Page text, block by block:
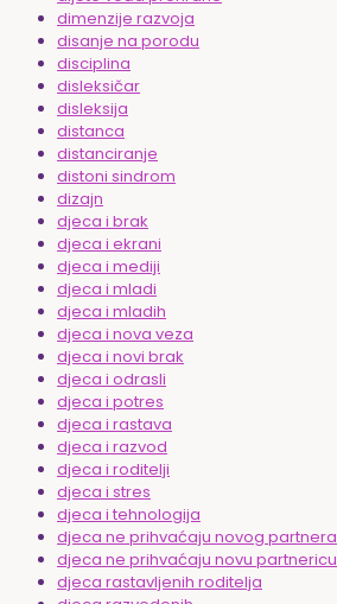
dimenzije razvoja
disanje na porodu
disciplina
disleksičar
disleksija
distanca
distanciranje
distoni sindrom
dizajn
djeca i brak
djeca i ekrani
djeca i mediji
djeca i mladi
djeca i mladih
djeca i nova veza
djeca i novi brak
djeca i odrasli
djeca i potres
djeca i rastava
djeca i razvod
djeca i roditelji
djeca i stres
djeca i tehnologija
djeca ne prihvaćaju novog partnera
djeca ne prihvaćaju novu partnericu
djeca rastavljenih roditelja